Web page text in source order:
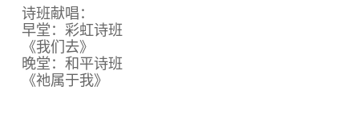
诗班献唱：
早堂：彩虹诗班
《我们去》
晚堂：和平诗班
《祂属于我》